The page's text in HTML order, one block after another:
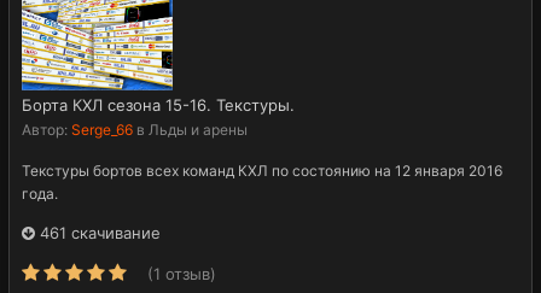
Борта КХЛ сезона 15-16. Текстуры.
Автор: Serge_66 в Льды и арены
Текстуры бортов всех команд КХЛ по состоянию на 12 января 2016
года.
461 скачивание
(1 отзыв)